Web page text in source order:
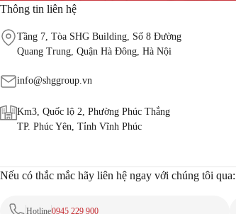
Thông tin liên hệ
Tầng 7, Tòa SHG Building, Số 8 Đường
Quang Trung, Quận Hà Đông, Hà Nội
info@shggroup.vn
Km3, Quốc lộ 2, Phường Phúc Thắng
TP. Phúc Yên, Tỉnh Vĩnh Phúc
Nếu có thắc mắc hãy liên hệ ngay với chúng tôi qua:
Hotline0945 229 900